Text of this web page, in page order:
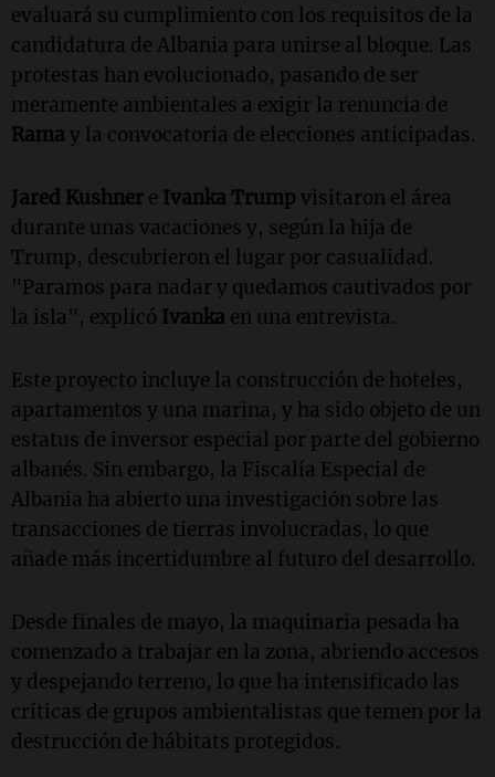
evaluará su cumplimiento con los requisitos de la
candidatura de Albania para unirse al bloque. Las
protestas han evolucionado, pasando de ser
meramente ambientales a exigir la renuncia de
Rama y la convocatoria de elecciones anticipadas.
Jared Kushner e Ivanka Trump visitaron el área
durante unas vacaciones y, según la hija de
Trump, descubrieron el lugar por casualidad.
"Paramos para nadar y quedamos cautivados por
la isla", explicó Ivanka en una entrevista.
Este proyecto incluye la construcción de hoteles,
apartamentos y una marina, y ha sido objeto de un
estatus de inversor especial por parte del gobierno
albanés. Sin embargo, la Fiscalía Especial de
Albania ha abierto una investigación sobre las
transacciones de tierras involucradas, lo que
añade más incertidumbre al futuro del desarrollo.
Desde finales de mayo, la maquinaria pesada ha
comenzado a trabajar en la zona, abriendo accesos
y despejando terreno, lo que ha intensificado las
críticas de grupos ambientalistas que temen por la
destrucción de hábitats protegidos.